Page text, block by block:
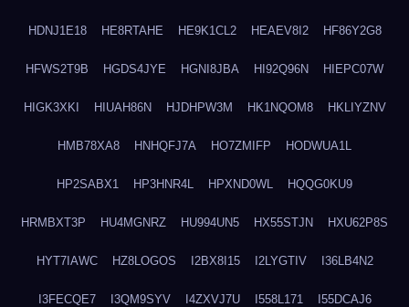
HDNJ1E18 HE8RTAHE HE9K1CL2 HEAEV8I2 HF86Y2G8
HFWS2T9B HGDS4JYE HGNI8JBA HI92Q96N HIEPC07W
HIGK3XKI HIUAH86N HJDHPW3M HK1NQOM8 HKLIYZNV
HMB78XA8 HNHQFJ7A HO7ZMIFP HODWUA1L
HP2SABX1 HP3HNR4L HPXND0WL HQQG0KU9
HRMBXT3P HU4MGNRZ HU994UN5 HX55STJN HXU62P8S
HYT7IAWC HZ8LOGOS I2BX8I15 I2LYGTIV I36LB4N2
I3FECQE7 I3QM9SYV I4ZXVJ7U I558L171 I55DCAJ6